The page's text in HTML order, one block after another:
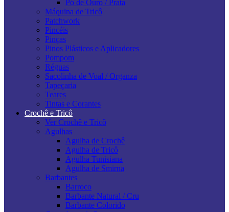
Pó de Ouro / Prata
Máquina de Tricô
Patchwork
Pincéis
Pinças
Pinos Plásticos e Aplicadores
Pompom
Réguas
Sacolinha de Voal / Organza
Tapeçaria
Teares
Tintas e Corantes
Crochê e Tricô
Ver Crochê e Tricô
Agulhas
Agulha de Crochê
Agulha de Tricô
Agulha Tunisiana
Agulha de Smirna
Barbantes
Barroco
Barbante Natural / Cru
Barbante Colorido